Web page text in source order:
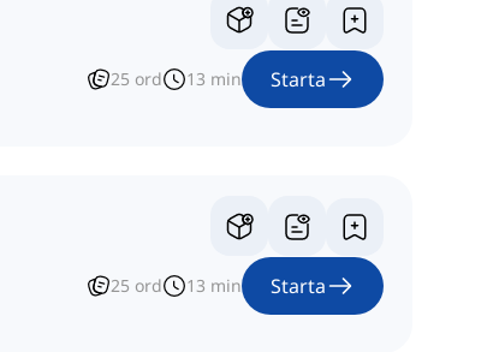
25 ord 13 min Starta
25 ord 13 min Starta